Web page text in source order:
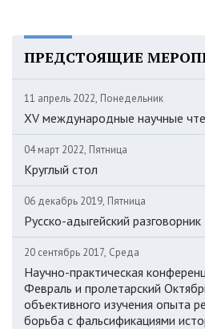
ПРЕДСТОЯЩИЕ
11 апрель 2022, Понедельник
XV международные научные
04 март 2022, Пятница
Круглый стол
06 декабрь 2019, Пятница
Русско-адыгейский разговорник
20 сентябрь 2017, Среда
Научно-практическая
Февраль и пролетарский
объективного изучения опыта
борьба с фальсификациями